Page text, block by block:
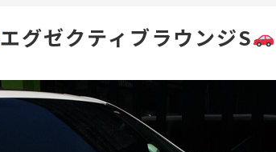
エグゼクティブラウンジS